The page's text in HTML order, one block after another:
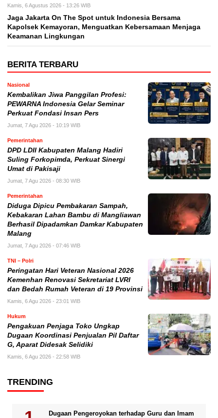
Kamis, 6 Agustus 2026 - 13:26 WIB
Jaga Jakarta On The Spot untuk Indonesia Bersama
Kapolsek Kemayoran, Menguatkan Kebersamaan Menjaga
Keamanan Lingkungan
BERITA TERBARU
Nasional
Kembalikan Jiwa Panggilan Profesi:
PEWARNA Indonesia Gelar Seminar
Perkuat Fondasi Insan Pers
Jumat, 7 Agu 2026 - 10:19 WIB
Pemerintahan
DPD LDII Kabupaten Malang Hadiri
Suling Forkopimda, Perkuat Sinergi
Umat di Pakisaji
Jumat, 7 Agu 2026 - 08:30 WIB
Pemerintahan
Diduga Dipicu Pembakaran Sampah,
Kebakaran Lahan Bambu di Mangliawan
Berhasil Dipadamkan Damkar Kabupaten
Malang
Jumat, 7 Agu 2026 - 07:46 WIB
TNI – Polri
Peringatan Hari Veteran Nasional 2026
Kemenhan Renovasi Sekretariat LVRI
dan Bedah Rumah Veteran di 19 Provinsi
Kamis, 6 Agu 2026 - 23:01 WIB
Hukum
Pengakuan Penjaga Toko Ungkap
Dugaan Koordinasi Penjualan Pil Daftar
G, Aparat Didesak Selidiki
Kamis, 6 Agu 2026 - 22:58 WIB
TRENDING
Dugaan Pengeroyokan terhadap Guru dan Imam